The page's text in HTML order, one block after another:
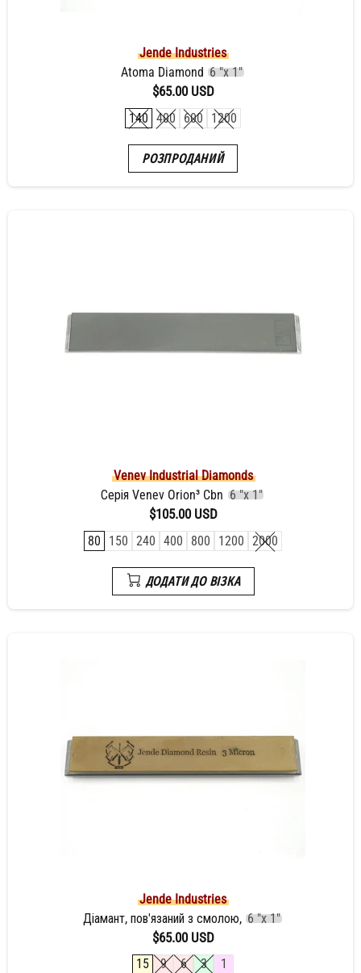
Jende Industries
Atoma Diamond 6 "x 1"
$65.00 USD
140 400 600 1200
РОЗПРОДАНИЙ
Venev Industrial Diamonds
Серія Venev Orion³ Cbn 6 "x 1"
$105.00 USD
80 150 240 400 800 1200 2000
ДОДАТИ ДО ВІЗКА
Jende Industries
Діамант, пов'язаний з смолою, 6 "х 1"
$65.00 USD
15 9 6 3 1